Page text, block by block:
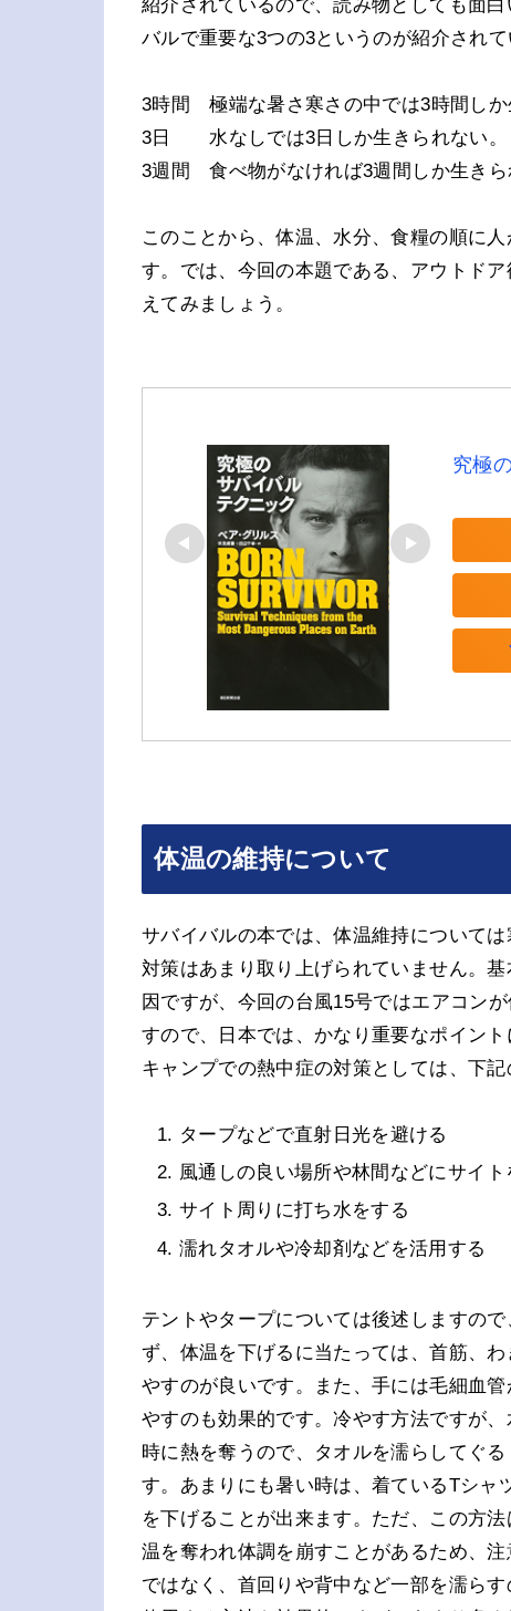
紹介されているので、読み物としても面
バルで重要な3つの3というのが紹介されて
3時間 極端な暑さ寒さの中では3時間しか
3日 水なしでは3日しか生きられない。
3週間 食べ物がなければ3週間しか生きら
このことから、体温、水分、食糧の順に
す。では、今回の本題である、アウトド
えてみましょう。
究極
体温の維持について
サバイバルの本では、体温維持について
対策はあまり取り上げられていません。
因ですが、今回の台風15号ではエアコン
すので、日本では、かなり重要なポイント
キャンプでの熱中症の対策としては、下記
タープなどで直射日光を避ける
風通しの良い場所や林間などにサイト
サイト周りに打ち水をする
濡れタオルや冷却剤などを活用する
テントやタープについては後述しますの
ず、体温を下げるに当たっては、首筋、
やすのが良いです。また、手には毛細血
やすのも効果的です。冷やす方法ですが
時に熱を奪うので、タオルを濡らしてぐ
す。あまりにも暑い時は、着ているTシャ
を下げることが出来ます。ただ、この方
温を奪われ体調を崩すことがあるため、
ではなく、首回りや背中など一部を濡ら